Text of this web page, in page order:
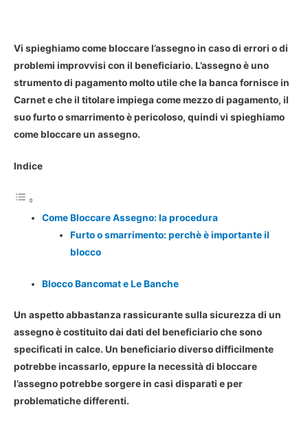
Vi spieghiamo come bloccare l’assegno in caso di errori o di
problemi improvvisi con il beneficiario. L’assegno è uno
strumento di pagamento molto utile che la banca fornisce in
Carnet e che il titolare impiega come mezzo di pagamento, il
suo furto o smarrimento è pericoloso, quindi vi spieghiamo
come bloccare un assegno.
Indice
Come Bloccare Assegno: la procedura
Furto o smarrimento: perchè è importante il
blocco
Blocco Bancomat e Le Banche
Un aspetto abbastanza rassicurante sulla sicurezza di un
assegnoè costituito dai dati del beneficiario che sono
specificati in calce. Un beneficiario diverso difficilmente
potrebbe incassarlo, eppure la necessità di bloccare
l’assegno potrebbe sorgere in casi disparati e per
problematiche differenti.